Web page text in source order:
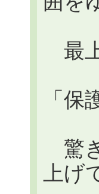
最
「
驚
上げ